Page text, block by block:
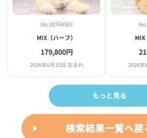
No.00764983
MIX（ハーフ）
179,800円
2026年6月10日 生まれ
MIX
2026年
もっと見る
検索結果一覧へ戻